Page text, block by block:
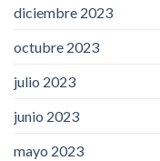
diciembre 2023
octubre 2023
julio 2023
junio 2023
mayo 2023